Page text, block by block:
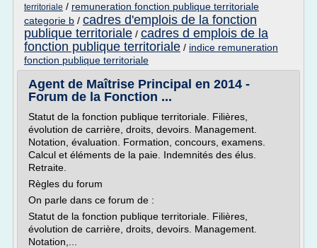
territoriale / remuneration fonction publique territoriale
categorie b / cadres d'emplois de la fonction
publique territoriale / cadres d emplois de la
fonction publique territoriale / indice remuneration
fonction publique territoriale
Agent de Maîtrise Principal en 2014 -
Forum de la Fonction ...
Statut de la fonction publique territoriale. Filières,
évolution de carrière, droits, devoirs. Management.
Notation, évaluation. Formation, concours, examens.
Calcul et éléments de la paie. Indemnités des élus.
Retraite.
Règles du forum
On parle dans ce forum de :
Statut de la fonction publique territoriale. Filières,
évolution de carrière, droits, devoirs. Management.
Notation,...